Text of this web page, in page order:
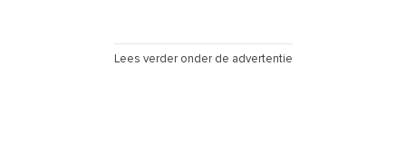
Lees verder onder de advertentie